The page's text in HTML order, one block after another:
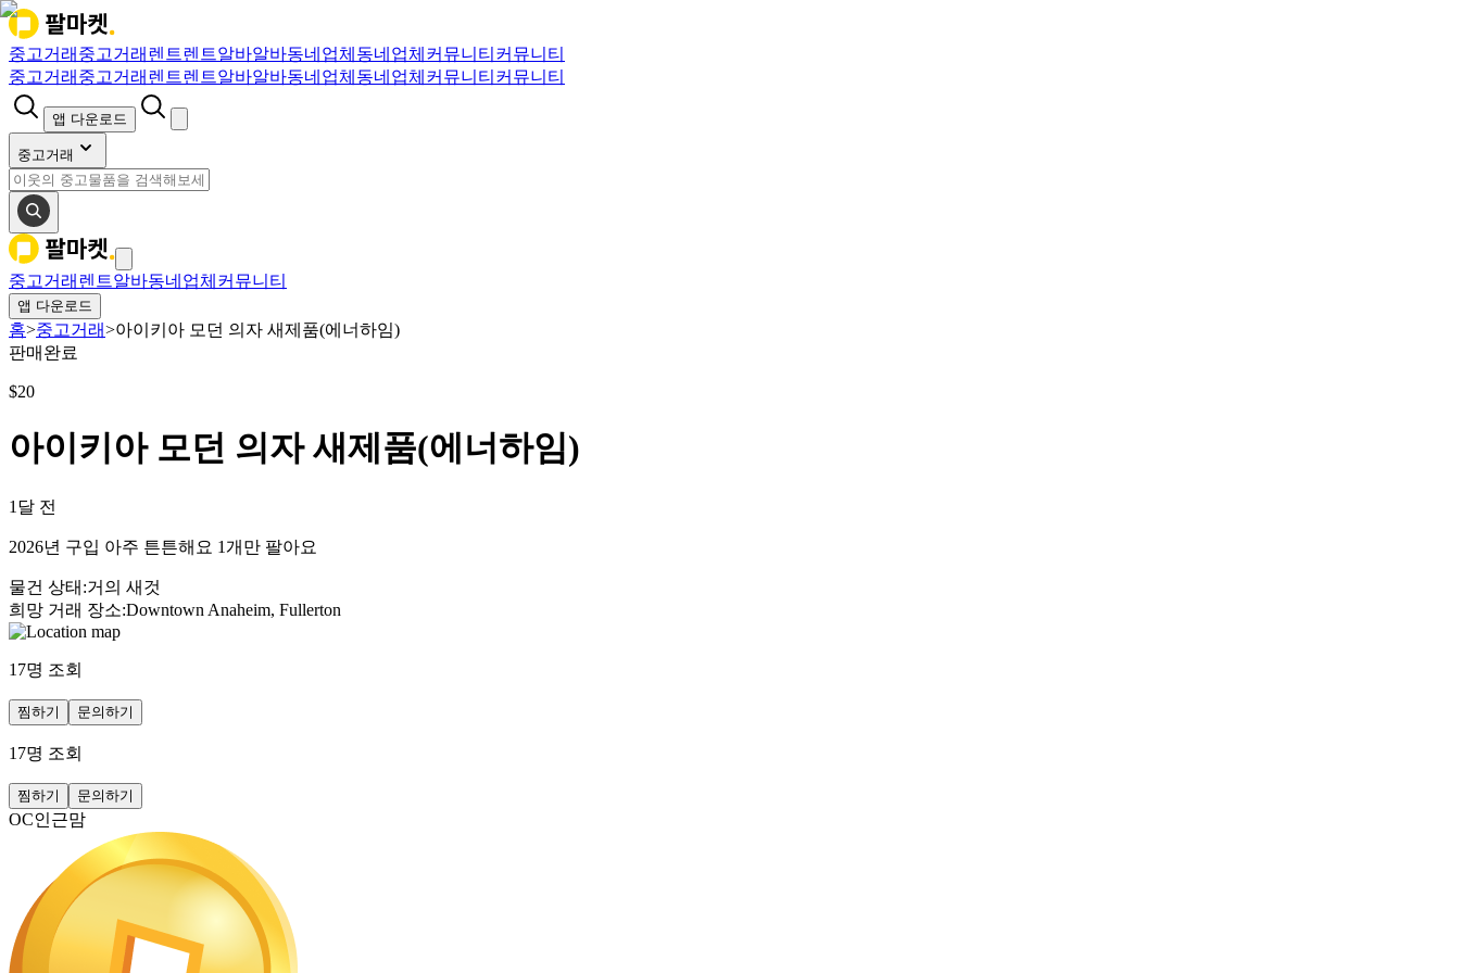
중고거래 중고거래 렌트렌트알바알바동네업체 동네업체 커뮤니티 커뮤니티
중고거래 중고거래 렌트렌트알바알바동네업체 동네업체 커뮤니티 커뮤니티
앱 다운로드
중고거래
중고거래 렌트알바동네업체 커뮤니티
앱 다운로드
홈>중고거래>아이키아 모던 의자 새제품(에너하임)
판매완료
$20
아이키아 모던 의자 새제품(에너하임)
1달 전
2026년 구입 아주 튼튼해요 1개만 팔아요
물건 상태 :거의 새것
희망 거래 장소:Downtown Anaheim, Fullerton
17명 조회
찜하기 문의하기
17명 조회
찜하기 문의하기
OC인근맘